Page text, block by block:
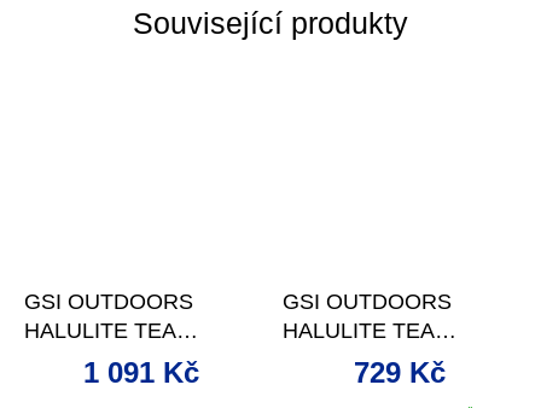
Související produkty
GSI OUTDOORS
HALULITE TEA
KETTLE HS
1 091 Kč
GSI OUTDOORS
HALULITE TEA
KETTLE729 Kč